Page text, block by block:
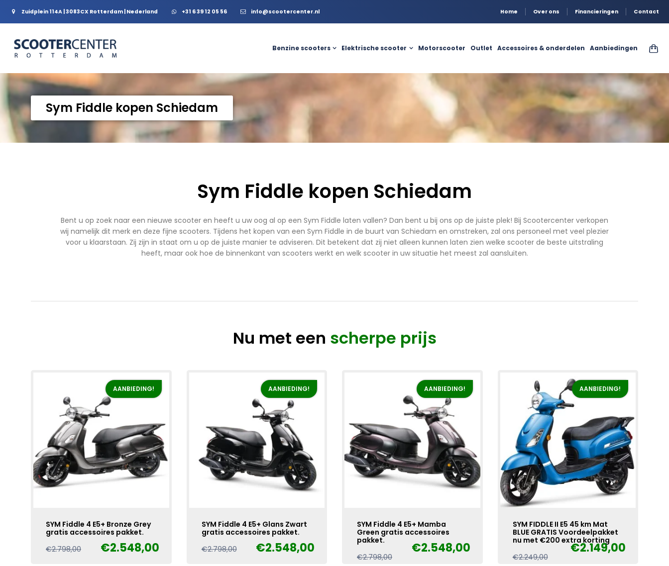
Zuidplein 114A | 3083CX Rotterdam | Nederland +31 6 39 12 05 56 info@scootercenter.nl Home Over ons Financieringen Contact
Benzine scooters Elektrische scooter Motorscooter Outlet Accessoires & onderdelen Aanbiedingen
Sym Fiddle kopen Schiedam
Sym Fiddle kopen Schiedam
Bent u op zoek naar een nieuwe scooter en heeft u uw oog al op een Sym Fiddle laten vallen? Dan bent u bij ons op de juiste plek! Bij Scootercenter verkopen
wij namelijk dit merk en deze fijne scooters. Tijdens het kopen van een Sym Fiddle in de buurt van Schiedam en omstreken, zal ons personeel met veel plezier
voor u klaarstaan. Zij zijn in staat om u op de juiste manier te adviseren. Dit betekent dat zij niet alleen kunnen laten zien welke scooter de beste uitstraling
heeft, maar ook hoe de binnenkant van scooters werkt en welk scooter in uw situatie het meest zal aansluiten.
Nu met een scherpe prijs
AANBIEDING!
SYM Fiddle 4 E5+ Bronze Grey
gratis accessoires pakket.
€2.798,00Oorspronkelijke
€2.548,00
Huidige
AANBIEDING!
SYM Fiddle 4 E5+ Glans Zwart
gratis accessoires pakket.
€2.798,00Oorspronkelijke
€2.548,00
Huidige
AANBIEDING!
SYM Fiddle 4 E5+ Mamba
Green gratis accessoires
pakket.
€2.798,00Oorspronkelijke
€2.548,00
Huidige
AANBIEDING!
SYM FIDDLE II E5 45 km Mat
BLUE GRATIS Voordeelpakket
nu met €200 extra korting
€2.249,00Oorspronkelijke
€2.149,00
Huidige